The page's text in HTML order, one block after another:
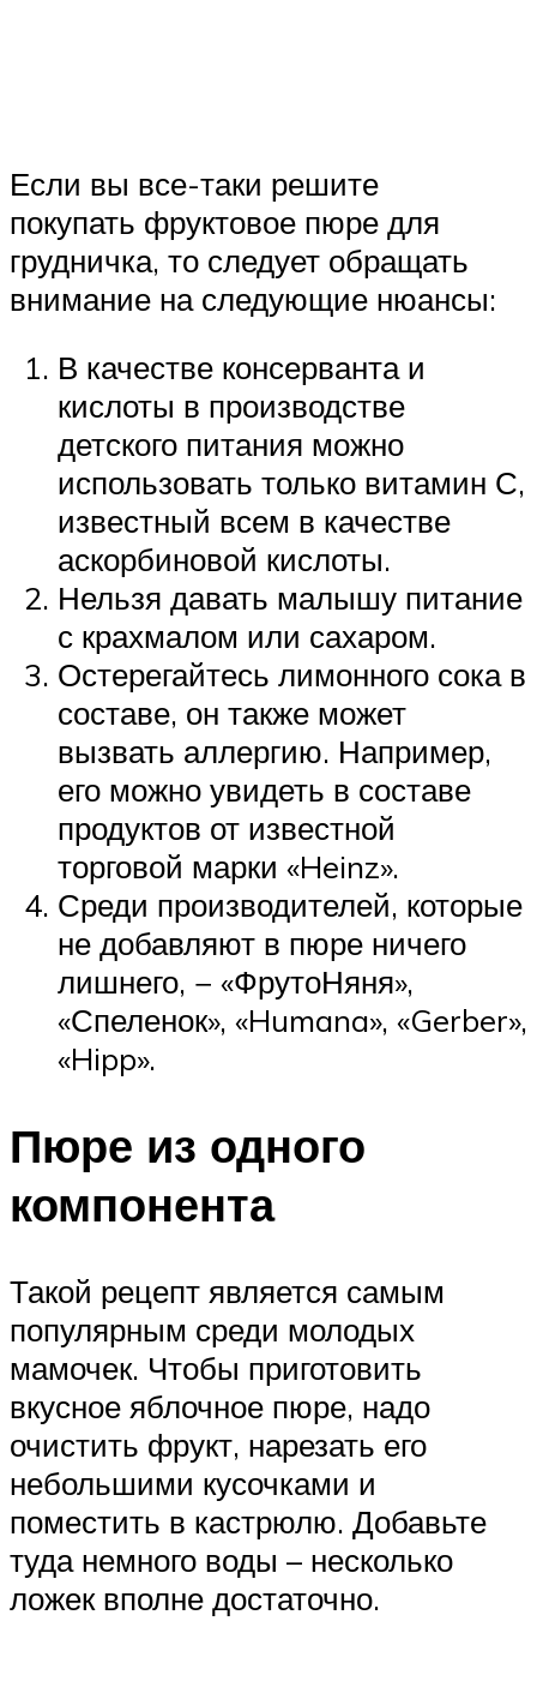
Если вы все-таки решите
покупать фруктовое пюре для
грудничка, то следует обращать
внимание на следующие нюансы:
В качестве консерванта и
кислоты в производстве
детского питания можно
использовать только витамин С,
известный всем в качестве
аскорбиновой кислоты.
Нельзя давать малышу питание
с крахмалом или сахаром.
Остерегайтесь лимонного сока в
составе, он также может
вызвать аллергию. Например,
его можно увидеть в составе
продуктов от известной
торговой марки «Heinz».
Среди производителей, которые
не добавляют в пюре ничего
лишнего, − «ФрутоНяня»,
«Спеленок», «Humana», «Gerber»,
«Hipp».
Пюре из одного
компонента
Такой рецепт является самым
популярным среди молодых
мамочек. Чтобы приготовить
вкусное яблочное пюре, надо
очистить фрукт, нарезать его
небольшими кусочками и
поместить в кастрюлю. Добавьте
туда немного воды – несколько
ложек вполне достаточно.